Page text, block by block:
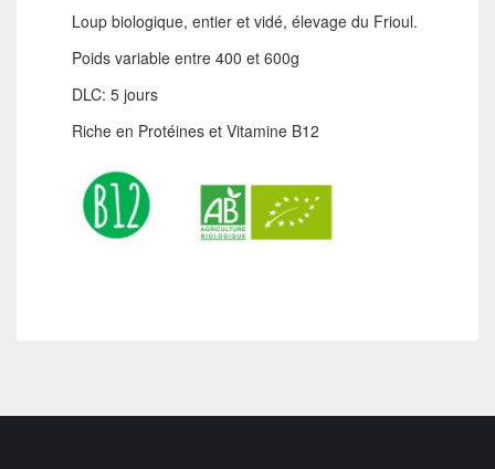
Loup biologique, entier et vidé, élevage du Frioul.
Poids variable entre 400 et 600g
DLC: 5 jours
Riche en Protéines et Vitamine B12